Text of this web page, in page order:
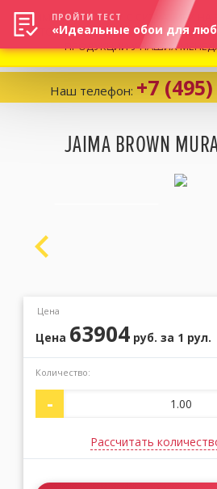
Корзина:0
Личный кабинет
(сменить город)
Заказать
Наш телефон: +7 (495)
JAIMA BROWN
Цена
Цена 63904 руб. за 1 рул.
Количество:
-
Рассчитать
ВНИМАНИЕ! В СВЯЗИ С СИТУАЦИЕЙ НА
УТОЧНЯТЬ АКТУАЛЬНУЮ
ПРОДУКЦИИ У НАШИХ
ПРОЙТИ ТЕСТ